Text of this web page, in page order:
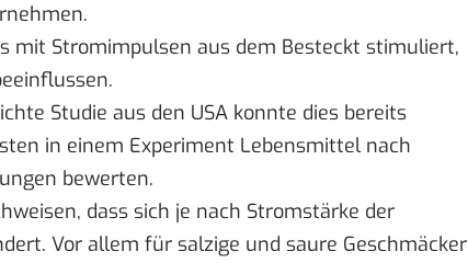
mit Stromimpulsen aus dem Besteckt stimuliert,
Studie aus den USA konnte dies bereits
in einem Experiment Lebensmittel nach
bewerten.
dass sich je nach Stromstärke der
Vor allem für salzige und saure Geschmäcker